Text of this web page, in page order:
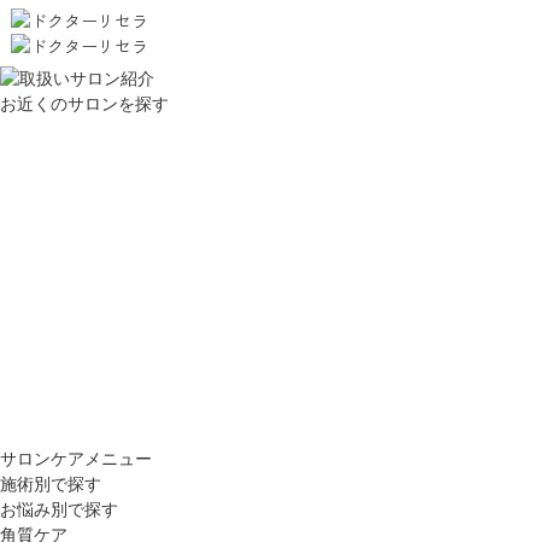
お近くのサロンを探す
サロンケアメニュー
施術別で探す
お悩み別で探す
角質ケア